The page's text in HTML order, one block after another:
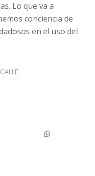
Lo que va a
conciencia de
en el uso del